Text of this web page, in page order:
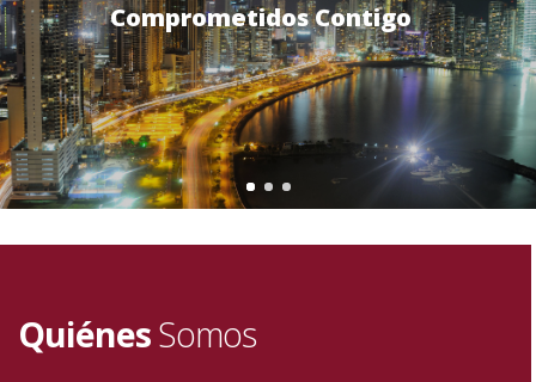
Comprometidos Contigo
QuiénesSomos